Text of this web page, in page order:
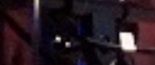
Uhr und 13:30-17:00 Uhr
Di. 10.03.26 – 7:15 -12:30
Uhr und 13:30-16:00 Uhr
Mi 11.03.26 – 7:15 -12:30
Uhr und 13:30-16:00 Uhr